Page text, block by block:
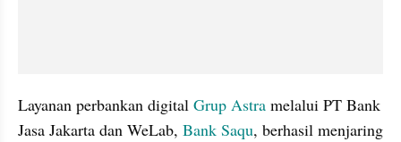
Layanan perbankan digital Grup Astra melalui PT Bank
Jasa Jakarta dan WeLab, Bank Saqu, berhasil menjaring